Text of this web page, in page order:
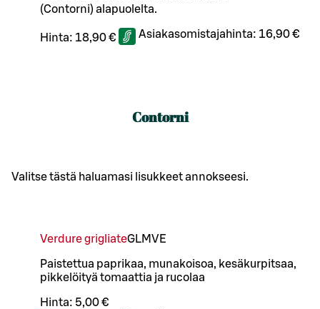
(Contorni) alapuolelta.
Hinta: 18,90 € Asiakasomistajahinta: 16,90 €
Contorni
Valitse tästä haluamasi lisukkeet annokseesi.
Verdure grigliateGLMVE
Paistettua paprikaa, munakoisoa, kesäkurpitsaa,
pikkelöityä tomaattia ja rucolaa
Hinta: 5,00 €